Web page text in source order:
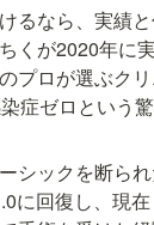
るなら、実績
くが2020年に
プロが選ぶク
症ゼロという
シックを断ら
に回復し、現